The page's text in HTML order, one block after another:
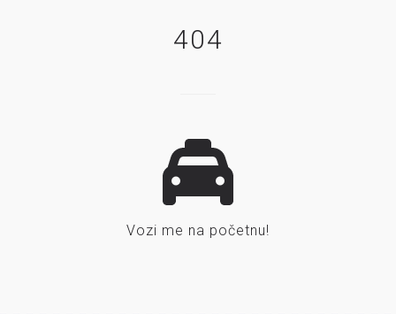
404
Vozi me na početnu!